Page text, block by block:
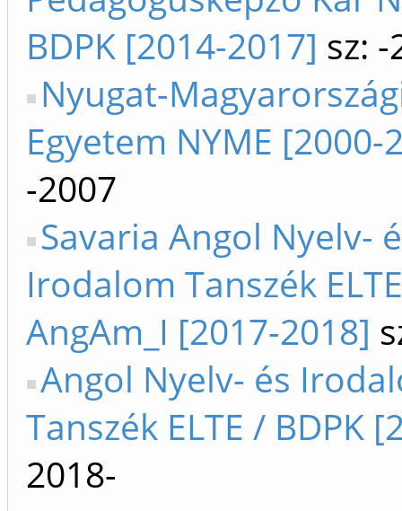
BDPK [2014-2017] sz:
Nyugat-
Egyetem NYME [2000-
-2007
Savaria Angol Nyelv-
Irodalom Tanszék
AngAm_I [2017-2018]
Angol Nyelv- és
Tanszék ELTE / BDPK
2018-